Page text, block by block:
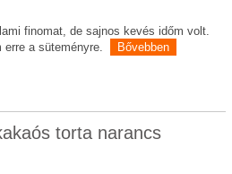
finomat, de sajnos kevés időm volt.
erre a süteményre.
Bővebben
torta narancs